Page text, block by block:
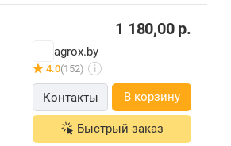
1 180,00р.
agrox.by
4.0(152) i
Контакты В корзину
Быстрый заказ